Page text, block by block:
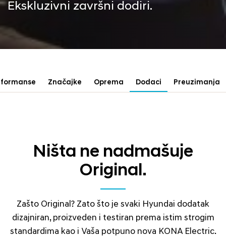
Ekskluzivni završni dodiri.
Značajke Oprema Dodaci Preuzimanja
Ništa ne nadmašuje
Original.
Zašto Original? Zato što je svaki Hyundai dodatak
dizajniran, proizveden i testiran prema istim strogim
standardima kao i Vaša potpuno nova KONA Electric.